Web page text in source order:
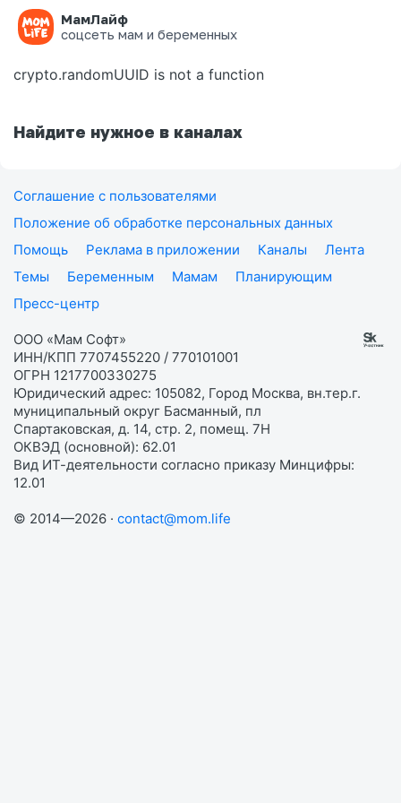
МамЛайф
соцсеть мам и беременных
Ошибка на странице
crypto.randomUUID is not a function
Найдите нужное в каналах
Соглашение с пользователями
Положение об обработке персональных данных
Помощь
Реклама в приложении Каналы
Лента
Темы
Беременным Мамам
Планирующим
Пресс-центр
ООО «Мам Софт»
ИНН/КПП 7707455220 / 770101001
ОГРН 1217700330275
Юридический адрес: 105082, Город Москва, вн.тер.г.
муниципальный округ Басманный, пл
Спартаковская, д. 14, стр. 2, помещ. 7Н
ОКВЭД (основной): 62.01
Вид ИТ-деятельности согласно приказу Минцифры:
12.01
© 2014—2026 · contact@mom.life